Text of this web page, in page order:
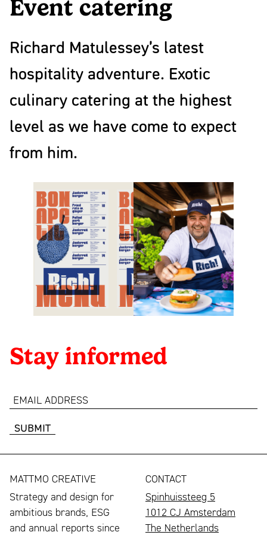
ontwerp
Partners
Contact
Linkedin
Instagram
Facebook
Youtube
NL EN
Event catering
Richard Matulessey’s latest
hospitality adventure. Exotic
culinary catering at the highest
level as we have come to expect
from him.
Stay informed
email
MATTMO CREATIVE
Strategy and design for
ambitious brands, ESG
and annual reports since
CONTACT
Spinhuissteeg 5
1012 CJ Amsterdam
The Netherlands